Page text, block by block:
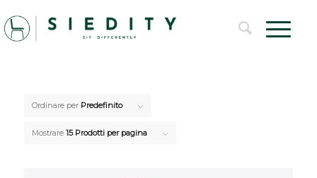
Ordinare per Predefinito
Mostrare 15 Prodotti per pagina